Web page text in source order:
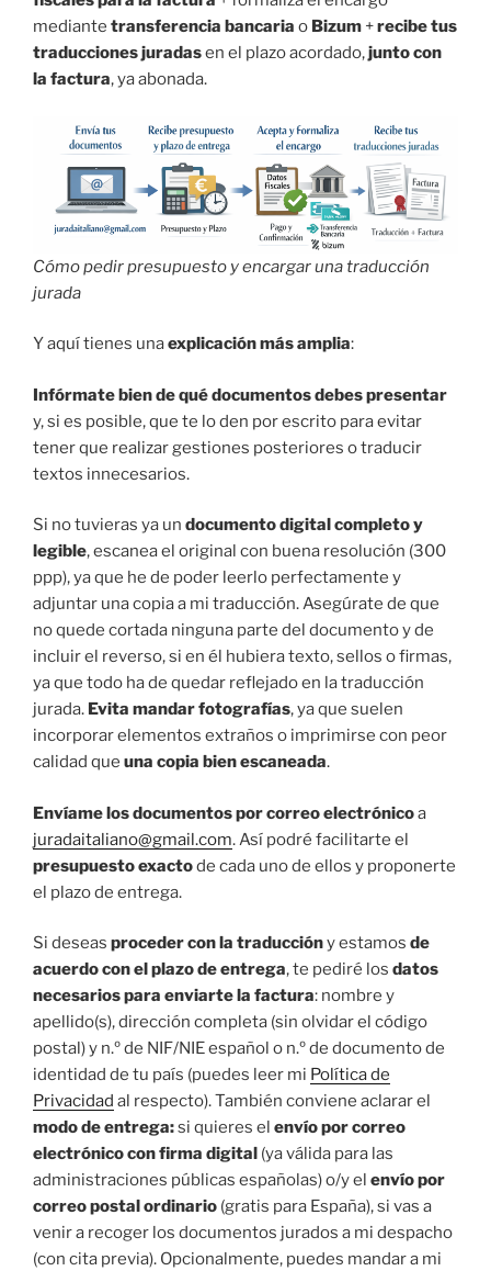
mediante transferencia bancaria o Bizum +recibe tus
traducciones juradasen el plazo acordado,junto con
la factura, ya abonada.
Cómo pedir presupuesto y encargar una traducción
jurada
Y aquí tienes unaexplicación más amplia:
Infórmate bien de qué documentos debes presentar
y, si es posible, que te lo den por escrito para evitar
tener que realizar gestiones posteriores o traducir
textos innecesarios.
Si no tuvieras ya un documento digital completo y
legible, escanea el original con buena resolución (300
ppp), ya que he de poder leerlo perfectamente y
adjuntar una copia a mi traducción. Asegúrate de que
no quede cortada ninguna parte del documento y de
incluir el reverso, si en él hubiera texto, sellos o firmas,
ya que todo ha de quedar reflejado en la traducción
jurada. Evita mandar fotografías, ya que suelen
incorporar elementos extraños o imprimirse con peor
calidad que una copia bien escaneada.
Envíame los documentos por correo electrónicoa
juradaitaliano@gmail.com. Así podré facilitarte el
presupuesto exactode cada uno de ellos y proponerte
el plazo de entrega.
Si deseas proceder con la traduccióny estamos de
acuerdo con el plazo de entrega, te pediré los datos
necesarios para enviarte la factura: nombre y
apellido(s), dirección completa (sin olvidar el código
postal) y n.º de NIF/NIE español o n.º de documento de
identidad de tu país (puedes leer mi Política de
Privacidad al respecto). También conviene aclarar el
modo de entrega:si quieres el envío por correo
electrónico con firma digital (ya válida para las
administraciones públicas españolas) o/y el envío por
correo postal ordinario (gratis para España), si vas a
venir a recoger los documentos jurados a mi despacho
(con cita previa). Opcionalmente, puedes mandar a mi